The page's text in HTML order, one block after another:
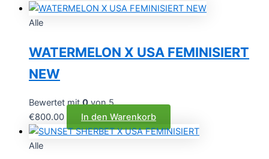
Alle
WATERMELON X USA FEMINISIERT
NEW
Bewertet mit0von 5
€800.00 In den Warenkorb
Alle